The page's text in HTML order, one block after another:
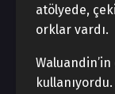
atölyede,
orklar vardı.